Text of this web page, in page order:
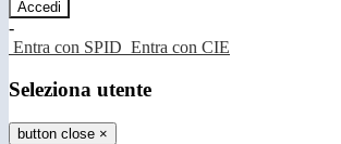
-
Entra con SPID Entra con CIE
Seleziona utente
button close ×